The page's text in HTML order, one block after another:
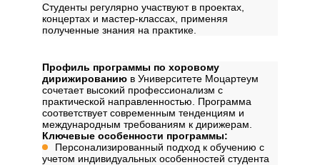
Студенты регулярно участвуют в проектах,
концертах и мастер-классах, применяя
полученные знания на практике.
Профиль программы по хоровому
дирижированию в Университете Моцартеум
сочетает высокий профессионализм с
практической направленностью. Программа
соответствует современным тенденциям и
международным требованиям к дирижерам.
Ключевые особенности программы:
Персонализированный подход к обучению с
учетом индивидуальных особенностей студента